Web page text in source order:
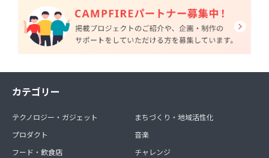
カテゴリー
テクノロジー・ガジェット
プロダクト
フード・飲食店
まちづくり・地域活性化
音楽
チャレンジ